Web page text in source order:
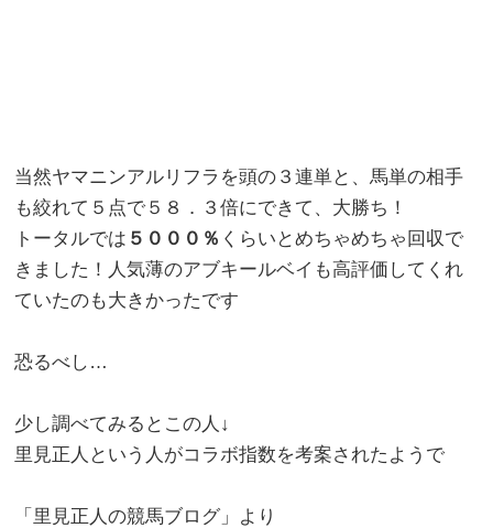
当然ヤマニンアルリフラを頭の３連単と、馬単の相手
も絞れて５点で５８．３倍にできて、大勝ち！
トータルでは ５０００％ くらいとめちゃめちゃ回収で
きました！人気薄のアブキールベイも高評価してくれ
ていたのも大きかったです
恐るべし…
少し調べてみるとこの人↓
里見正人という人がコラボ指数を考案されたようで
「里見正人の競馬ブログ」より